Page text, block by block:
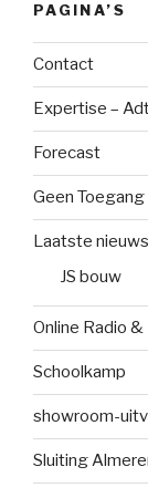
PAGINA’S
Contact
Expertise –
Forecast
Geen Toegang
Laatste nieuws
JS bouw
Online Radio
Schoolkamp
showroom-
Sluiting